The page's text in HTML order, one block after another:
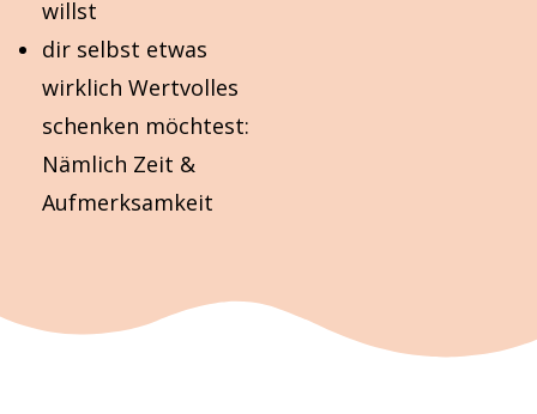
willst
dir selbst etwas
wirklich Wertvolles
schenken möchtest:
Nämlich Zeit &
Aufmerksamkeit